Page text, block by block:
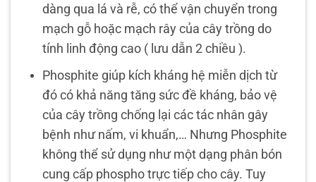
dàng qua lá và rễ, có thể vận chuyển trong
mạch gỗ hoặc mạch rây của cây trồng do
tính linh động cao ( lưu dẫn 2 chiều ).
Phosphite giúp kích kháng hệ miễn dịch từ
đó có khả năng tăng sức đề kháng, bảo vệ
của cây trồng chống lại các tác nhân gây
bệnh như nấm, vi khuẩn,… Nhưng Phosphite
không thể sử dụng như một dạng phân bón
cung cấp phospho trực tiếp cho cây. Tuy